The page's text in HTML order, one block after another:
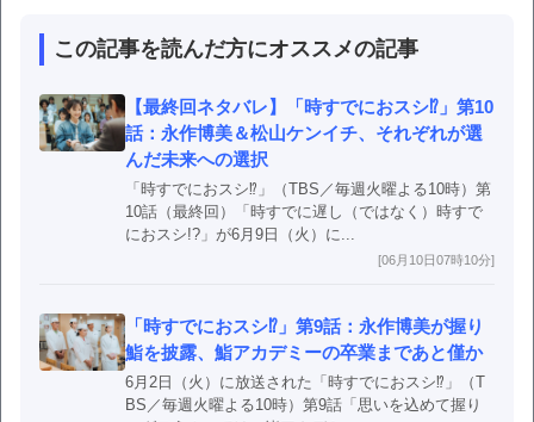
この記事を読んだ方にオススメの記事
【最終回ネタバレ】「時すでにおスシ⁉」第10
話：永作博美＆松山ケンイチ、それぞれが選
んだ未来への選択
「時すでにおスシ⁉」（TBS／毎週火曜よる10時）第
10話（最終回）「時すでに遅し（ではなく）時すで
におスシ!?」が6月9日（火）に...
[06月10日07時10分]
「時すでにおスシ⁉」第9話：永作博美が握り
鮨を披露、鮨アカデミーの卒業まであと僅か
6月2日（火）に放送された「時すでにおスシ⁉」（T
BS／毎週火曜よる10時）第9話「思いを込めて握り